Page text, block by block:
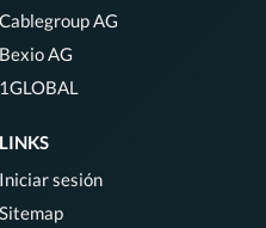
Cablegroup AG
Bexio AG
1GLOBAL
LINKS
Iniciar sesión
Sitemap